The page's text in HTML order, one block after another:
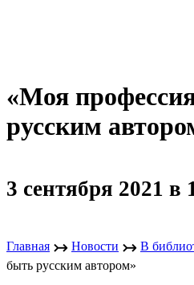
«Моя
русским
3 сентября 2021 в
Главная ↣ Новости ↣ В
быть русским автором»